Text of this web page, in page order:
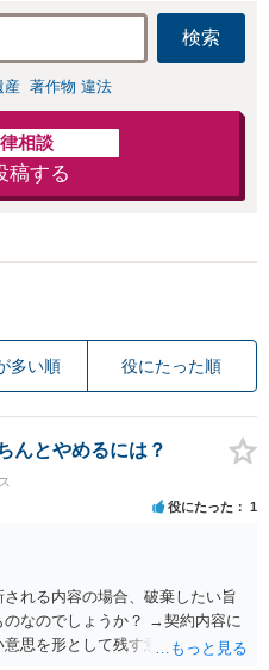
検索
産 著作物 違法
相談
稿する
多い順 役にたった順
んとやめるには？
役にたった 1
れる内容の場合、破棄したい旨
なのでしょうか？ →契約内容に
思を形として残す意味で、書面